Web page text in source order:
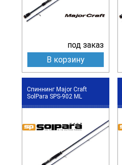
под заказ
В корзину
Спиннинг Major Craft
SolPara SPS-902 ML